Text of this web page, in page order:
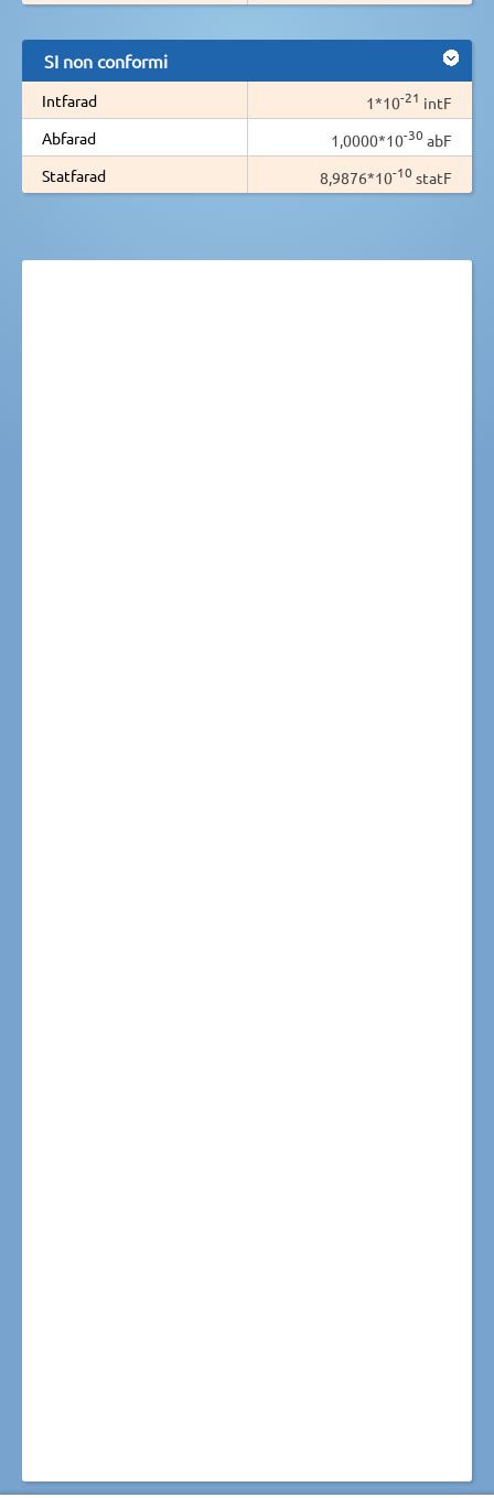
SI non conformi
Intfarad 1*10-21 intF
Abfarad
1,0000*10-30 abF
Statfarad
8,9876*10-10 statF